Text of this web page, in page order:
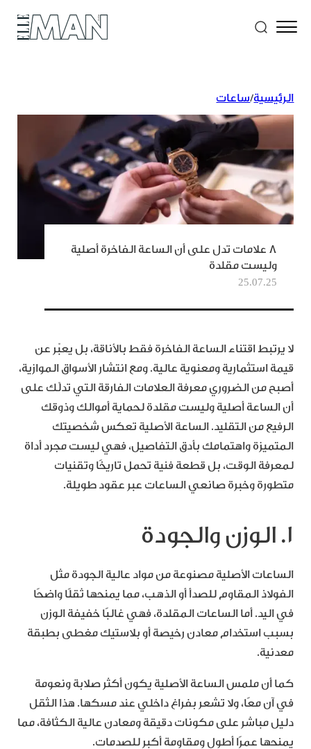
الرئيسية/ساعات
8 علامات تدل على أن الساعة الفاخرة أصلية
وليست مقلدة
25.07.25
لا يرتبط اقتناء الساعة الفاخرة فقط بالأناقة، بل يعبّر عن
قيمة استثمارية ومعنوية عالية. ومع انتشار الأسواق الموازية،
أصبح من الضروري معرفة العلامات الفارقة التي تدلّك على
أن الساعة أصلية وليست مقلدة لحماية أموالك وذوقك
الرفيع من التقليد. الساعة الأصلية تعكس شخصيتك
المتميزة واهتمامك بأدق التفاصيل، فهي ليست مجرد أداة
لمعرفة الوقت، بل قطعة فنية تحمل تاريخًا وتقنيات
متطورة وخبرة صانعي الساعات عبر عقود طويلة.
1. الوزن والجودة
الساعات الأصلية مصنوعة من مواد عالية الجودة مثل
الفولاذ المقاوم للصدأ أو الذهب، مما يمنحها ثقلًا واضحًا
في اليد. أما الساعات المقلدة، فهي غالبًا خفيفة الوزن
بسبب استخدام معادن رخيصة أو بلاستيك مغطى بطبقة
معدنية.
كما أن ملمس الساعة الأصلية يكون أكثر صلابة ونعومة
في آن معًا، ولا تشعر بفراغ داخلي عند مسكها. هذا الثقل
دليل مباشر على مكونات دقيقة ومعادن عالية الكثافة، مما
يمنحها عمرًا أطول ومقاومة أكبر للصدمات.